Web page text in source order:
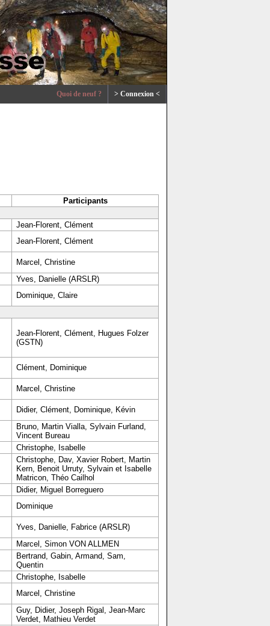
> Connexion <
Quoi de neuf ?
Participants
Jean-Florent, Clément
Jean-Florent, Clément
Marcel, Christine
Yves, Danielle (ARSLR)
Dominique, Claire
Jean-Florent, Clément, Hugues Folzer
(GSTN)
Clément, Dominique
Marcel, Christine
Didier, Clément, Dominique, Kévin
Bruno, Martin Vialla, Sylvain Furland,
Vincent Bureau
Christophe, Isabelle
Christophe, Dav, Xavier Robert, Martin
Kern, Benoit Urruty, Sylvain et Isabelle
Matricon, Théo Cailhol
Didier, Miguel Borreguero
Dominique
Yves, Danielle, Fabrice (ARSLR)
Marcel, Simon VON ALLMEN
Bertrand, Gabin, Armand, Sam,
Quentin
Christophe, Isabelle
Marcel, Christine
Guy, Didier, Joseph Rigal, Jean-Marc
Verdet, Mathieu Verdet